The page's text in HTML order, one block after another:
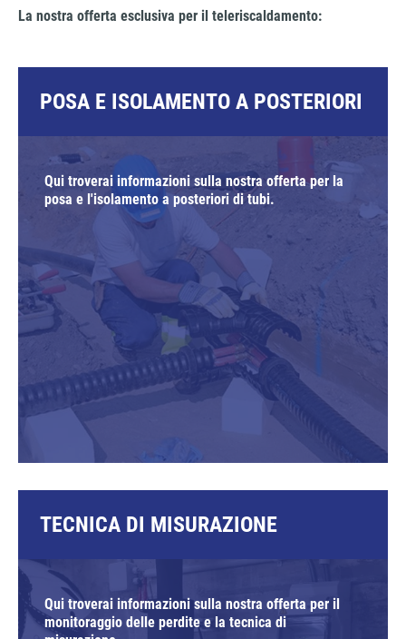
La nostra offerta esclusiva per il teleriscaldamento:
POSA E ISOLAMENTO A POSTERIORI
Qui troverai informazioni sulla nostra offerta per la
posa e l'isolamento a posteriori di tubi.
TECNICA DI MISURAZIONE
Qui troverai informazioni sulla nostra offerta per il
monitoraggio delle perdite e la tecnica di